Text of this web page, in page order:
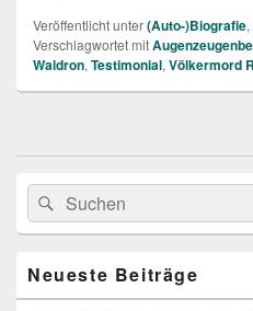
Veröffentlicht unter(Auto-)Biografie,
Verschlagwortet mit
Waldron, Testimonial, Völkermord
Primärer
Seitenleisten
Widget-
Bereich
Suche
nach:
Suchen
Neueste Beiträge